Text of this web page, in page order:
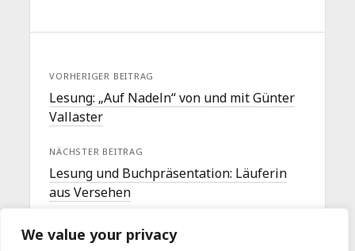
We value your privacy
VORHERIGER BEITRAG
Lesung: „Auf Nadeln“ von und mit Günter
Vallaster
NÄCHSTER BEITRAG
Lesung und Buchpräsentation: Läuferin
aus Versehen